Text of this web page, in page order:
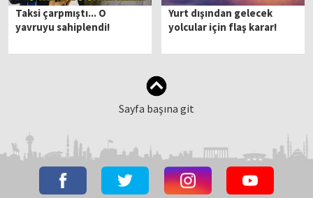
Taksi çarpmıştı... O
yavruyu sahiplendi!
Yurt dışından gelecek
yolcular için flaş karar!
Sayfa başına git